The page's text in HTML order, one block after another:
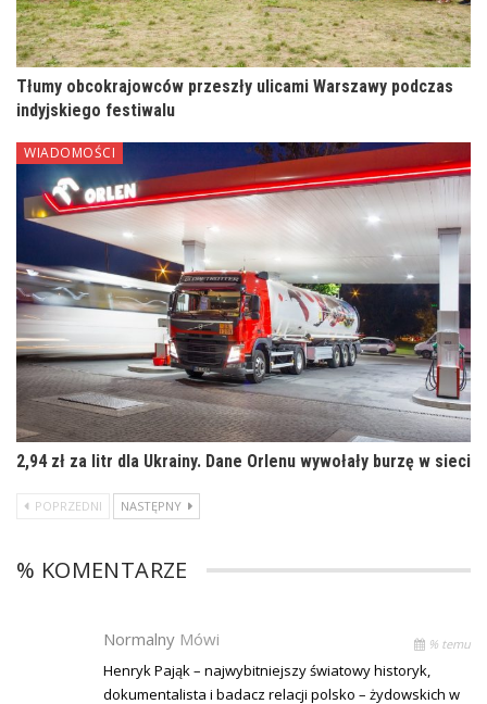
Tłumy obcokrajowców przeszły ulicami Warszawy podczas
indyjskiego festiwalu
WIADOMOŚCI
2,94 zł za litr dla Ukrainy. Dane Orlenu wywołały burzę w sieci
POPRZEDNI NASTĘPNY
% KOMENTARZE
Normalny Mówi % temu
Henryk Pająk – najwybitniejszy światowy historyk,
dokumentalista i badacz relacji polsko – żydowskich w